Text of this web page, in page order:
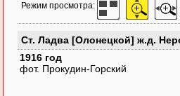
Режим просмотра:
Ст. Ладва [Олонецкой] ж.д.
1916 год
фот. Прокудин-Горский